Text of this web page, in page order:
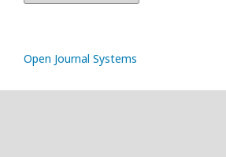
Open Journal Systems